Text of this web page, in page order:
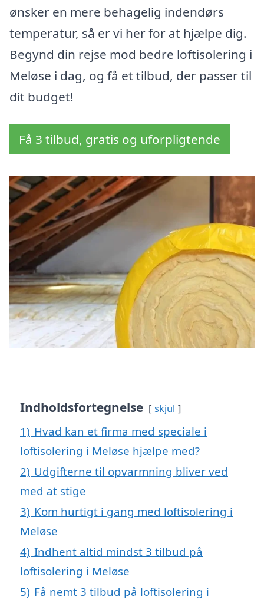
ønsker en mere behagelig indendørs
temperatur, så er vi her for at hjælpe dig.
Begynd din rejse mod bedre loftisolering i
Meløse i dag, og få et tilbud, der passer til
dit budget!
Få 3 tilbud, gratis og uforpligtende
Indholdsfortegnelse skjul
1) Hvad kan et firma med speciale i
loftisolering i Meløse hjælpe med?
2) Udgifterne til opvarmning bliver ved
med at stige
3) Kom hurtigt i gang med loftisolering i
Meløse
4) Indhent altid mindst 3 tilbud på
loftisolering i Meløse
5) Få nemt 3 tilbud på loftisolering i